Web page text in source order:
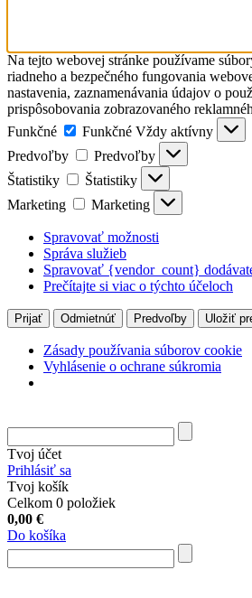
Na tejto webovej stránke používame
riadneho a bezpečného fungovania
nastavenia, zaznamenávania údajov o
prispôsobovania zobrazovaného
Funkčné
Funkčné Vždy aktívny
Predvoľby
Predvoľby
Štatistiky
Štatistiky
Marketing
Marketing
Spravovať možnosti
Správa služieb
Spravovať {vendor_count}
Prečítajte si viac o týchto účeloch
Prijať Odmietnúť Predvoľby Uložiť
Zásady používania súborov cookie
Vyhlásenie o ochrane súkromia
Tvoj účet
Prihlásiť sa
Tvoj košík
Celkom 0 položiek
0,00 €
Do košíka